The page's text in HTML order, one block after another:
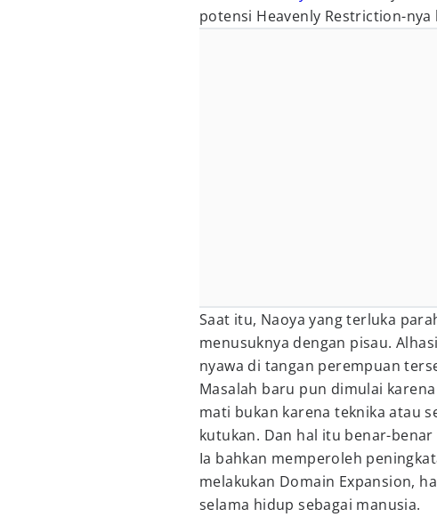
potensi Heavenly Restriction-
Saat itu, Naoya yang terluka
menusuknya dengan pisau.
nyawa di tangan perempuan
Masalah baru pun dimulai
mati bukan karena teknika atau
kutukan. Dan hal itu benar-
Ia bahkan memperoleh
melakukan Domain Expansion,
selama hidup sebagai manusia.